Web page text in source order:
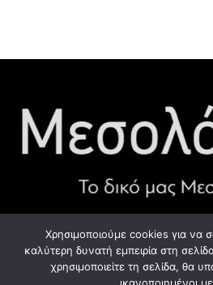
ΧΡΉΣΙΜΑ
Προσωπικά
Χρησιμοποιούμε cookies για να
καλύτερη δυνατή εμπειρία στη
χρησιμοποιείτε τη σελίδα, θα